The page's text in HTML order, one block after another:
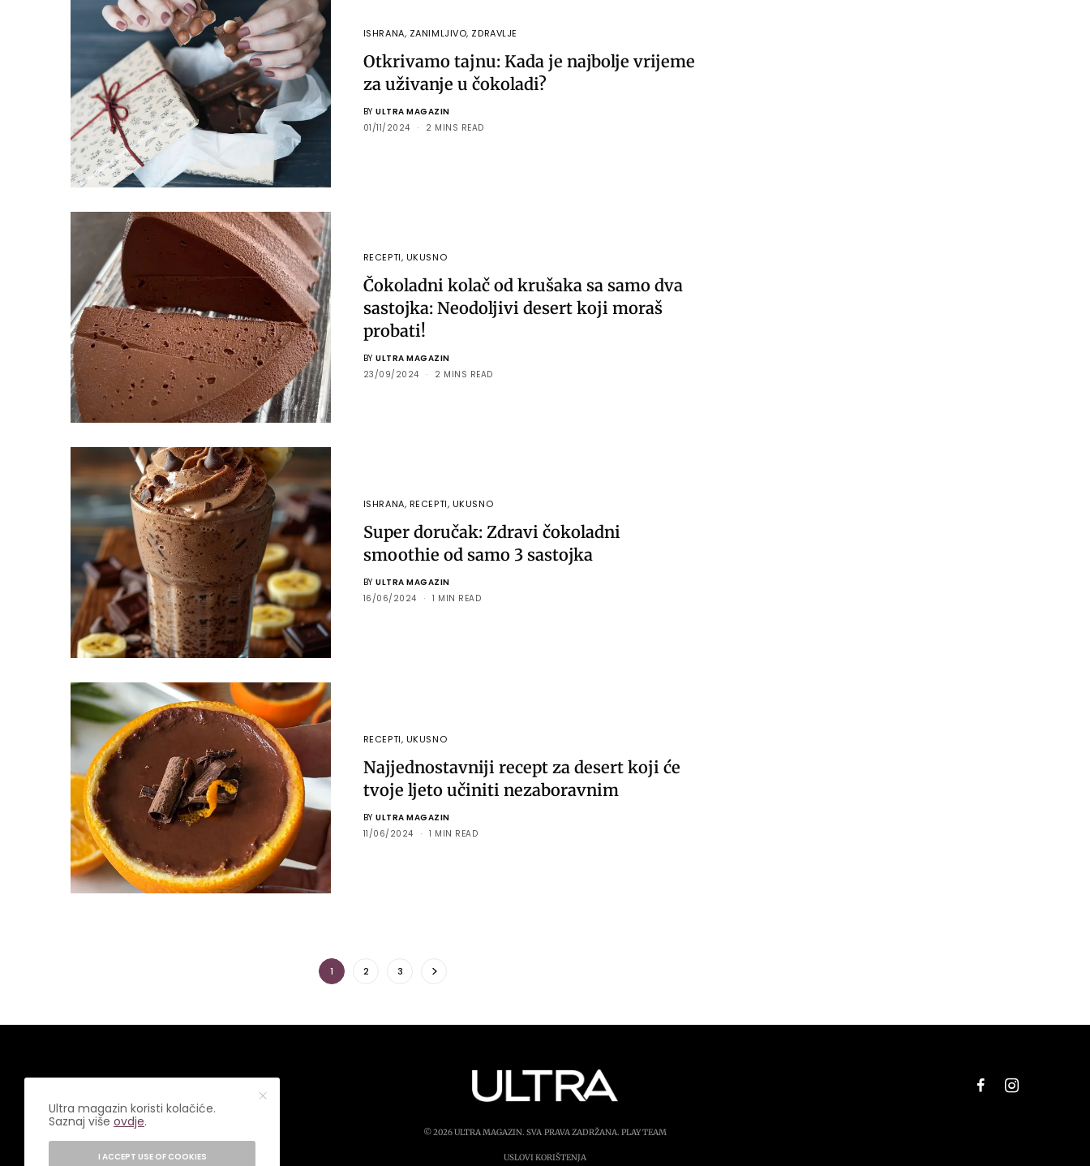
ISHRANA, ZANIMLJIVO, ZDRAVLJE
Otkrivamo tajnu: Kada je najbolje vrijeme
za uživanje u čokoladi?
BY ULTRA MAGAZIN
01/11/2024
2 MINS READ
RECEPTI, UKUSNO
Čokoladni kolač od krušaka sa samo dva
sastojka: Neodoljivi desert koji moraš
probati!
BY ULTRA MAGAZIN
23/09/2024
2 MINS READ
ISHRANA, RECEPTI, UKUSNO
Super doručak: Zdravi čokoladni
smoothie od samo 3 sastojka
BY ULTRA MAGAZIN
16/06/2024
1 MIN READ
RECEPTI, UKUSNO
Najjednostavniji recept za desert koji će
tvoje ljeto učiniti nezaboravnim
BY ULTRA MAGAZIN
11/06/2024
1 MIN READ
1 2 3
© 2026 ULTRA MAGAZIN. SVA PRAVA ZADRŽANA. PLAY TEAM
USLOVI KORIŠTENJA
Ultra magazin koristi kolačiće.
Saznaj višeovdje.
I ACCEPT USE OF COOKIES